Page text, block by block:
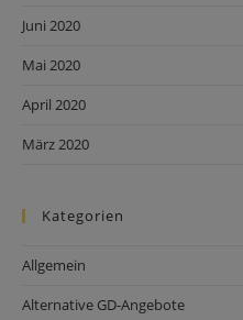
Juni 2020
Mai 2020
April 2020
März 2020
Kategorien
Allgemein
Alternative GD-Angebote